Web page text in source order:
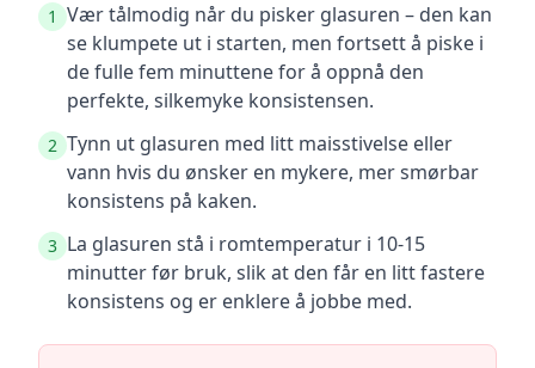
1 Vær tålmodig når du pisker glasuren – den kan
se klumpete ut i starten, men fortsett å piske i
de fulle fem minuttene for å oppnå den
perfekte, silkemyke konsistensen.
2 Tynn ut glasuren med litt maisstivelse eller
vann hvis du ønsker en mykere, mer smørbar
konsistens på kaken.
3 La glasuren stå i romtemperatur i 10-15
minutter før bruk, slik at den får en litt fastere
konsistens og er enklere å jobbe med.